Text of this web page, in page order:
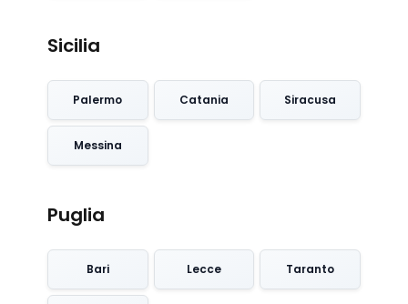
Sicilia
Palermo Catania Siracusa
Messina
Puglia
Bari Lecce Taranto